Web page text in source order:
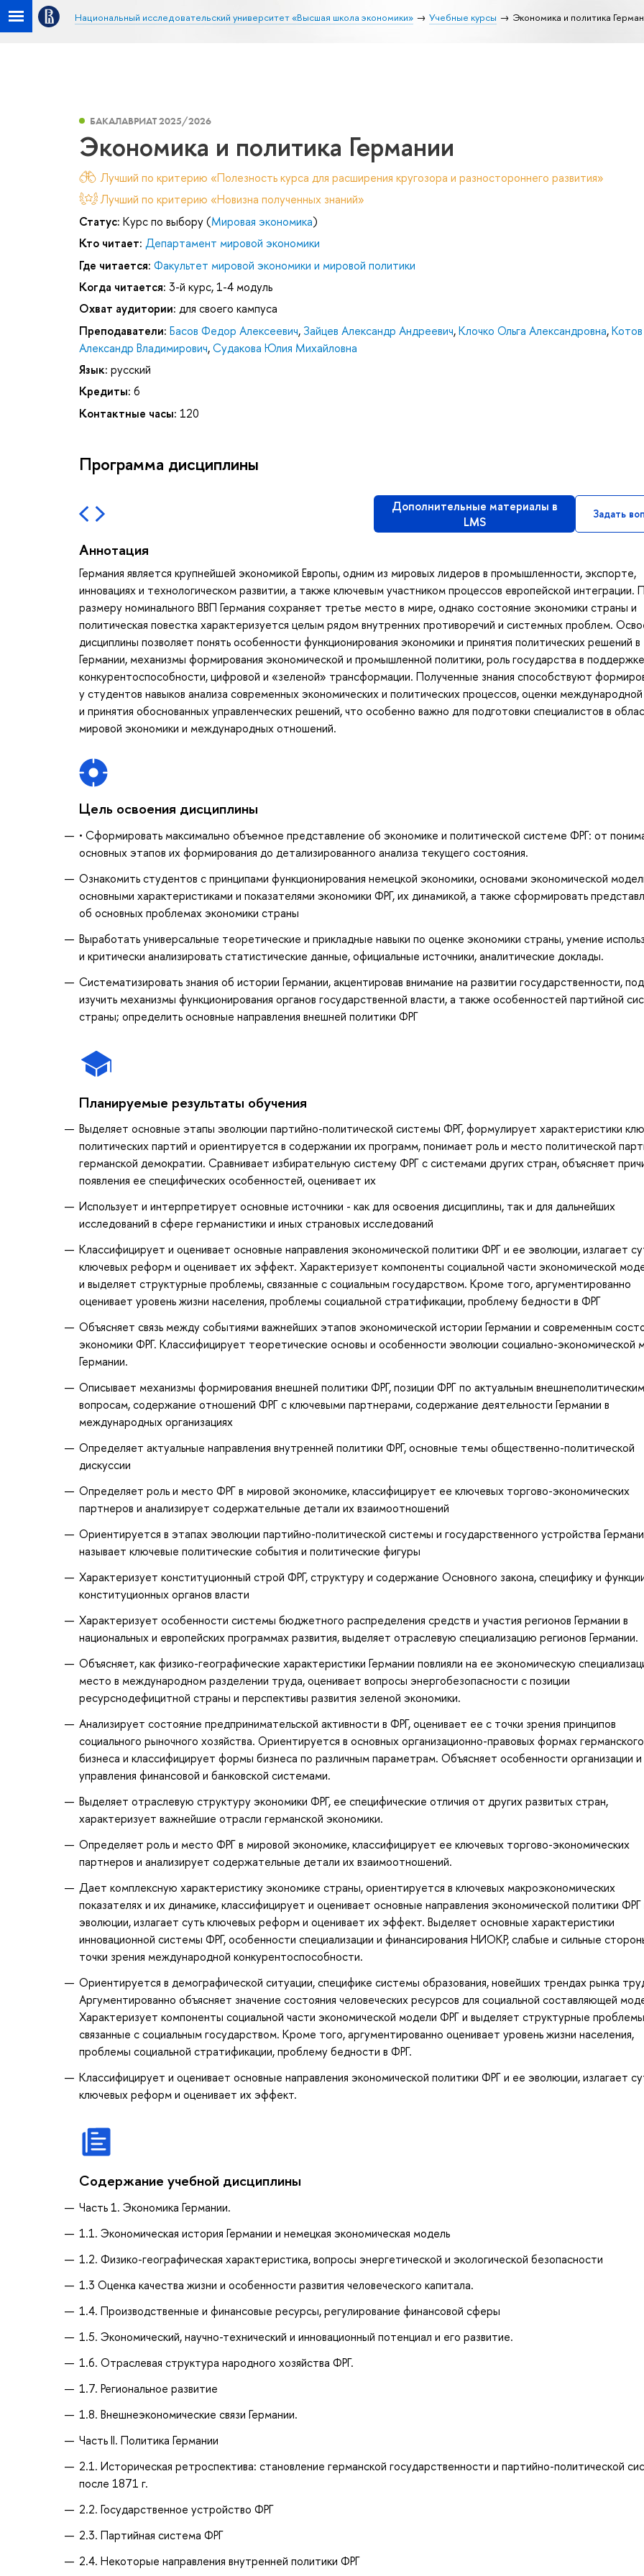
Национальный исследовательский университет «Высшая школа экономики» Учебные курсы Экономика и политика
БАКАЛАВРИАТ 2025/2026
Экономика и политика Германии
Лучший по критерию «Полезность курса для расширения кругозора и разностороннего развития»
Лучший по критерию «Новизна полученных знаний»
Статус: Курс по выбору (Мировая экономика)
Кто читает: Департамент мировой экономики
Где читается: Факультет мировой экономики и мировой политики
Когда читается: 3-й курс, 1-4 модуль
Охват аудитории: для своего кампуса
Преподаватели: Басов Федор Алексеевич, Зайцев Александр Андреевич,Клочко Ольга Александровна,Котов
Александр Владимирович,Судакова Юлия Михайловна
Язык: русский
Кредиты: 6
Контактные часы: 120
Программа дисциплины
Дополнительные материалы в
LMS
Задать
Аннотация
Германия является крупнейшей экономикой Европы, одним из мировых лидеров в промышленности, экспорте,
инновациях и технологическом развитии, а также ключевым участником процессов европейской интеграции.
размеру номинального ВВП Германия сохраняет третье место в мире, однако состояние экономики страны и
политическая повестка характеризуется целым рядом внутренних противоречий и системных проблем.
дисциплины позволяет понять особенности функционирования экономики и принятия политических решений в
Германии, механизмы формирования экономической и промышленной политики, роль государства в поддержке
конкурентоспособности, цифровой и «зеленой» трансформации. Полученные знания способствуют
у студентов навыков анализа современных экономических и политических процессов, оценки
и принятия обоснованных управленческих решений, что особенно важно для подготовки специалистов в
мировой экономики и международных отношений.
Цель освоения дисциплины
• Сформировать максимально объемное представление об экономике и политической системе ФРГ: от
основных этапов их формирования до детализированного анализа текущего состояния.
Ознакомить студентов с принципами функционирования немецкой экономики, основами экономической
основными характеристиками и показателями экономики ФРГ, их динамикой, а также сформировать
об основных проблемах экономики страны
Выработать универсальные теоретические и прикладные навыки по оценке экономики страны, умение
и критически анализировать статистические данные, официальные источники, аналитические доклады.
Систематизировать знания об истории Германии, акцентировав внимание на развитии государственности,
изучить механизмы функционирования органов государственной власти, а также особенностей партийной
страны; определить основные направления внешней политики ФРГ
Планируемые результаты обучения
Выделяет основные этапы эволюции партийно-политической системы ФРГ, формулирует характеристики
политических партий и ориентируется в содержании их программ, понимает роль и место политической
германской демократии. Сравнивает избирательную систему ФРГ с системами других стран, объясняет
появления ее специфических особенностей, оценивает их
Использует и интерпретирует основные источники - как для освоения дисциплины, так и для дальнейших
исследований в сфере германистики и иных страновых исследований
Классифицирует и оценивает основные направления экономической политики ФРГ и ее эволюции, излагает
ключевых реформ и оценивает их эффект. Характеризует компоненты социальной части экономической
и выделяет структурные проблемы, связанные с социальным государством. Кроме того, аргументированно
оценивает уровень жизни населения, проблемы социальной стратификации, проблему бедности в ФРГ
Объясняет связь между событиями важнейших этапов экономической истории Германии и современным
экономики ФРГ. Классифицирует теоретические основы и особенности эволюции социально-экономической
Германии.
Описывает механизмы формирования внешней политики ФРГ, позиции ФРГ по актуальным внешнеполитическим
вопросам, содержание отношений ФРГ с ключевыми партнерами, содержание деятельности Германии в
международных организациях
Определяет актуальные направления внутренней политики ФРГ, основные темы общественно-политической
дискуссии
Определяет роль и место ФРГ в мировой экономике, классифицирует ее ключевых торгово-экономических
партнеров и анализирует содержательные детали их взаимоотношений
Ориентируется в этапах эволюции партийно-политической системы и государственного устройства
называет ключевые политические события и политические фигуры
Характеризует конституционный строй ФРГ, структуру и содержание Основного закона, специфику и
конституционных органов власти
Характеризует особенности системы бюджетного распределения средств и участия регионов Германии в
национальных и европейских программах развития, выделяет отраслевую специализацию регионов Германии.
Объясняет, как физико-географические характеристики Германии повлияли на ее экономическую
место в международном разделении труда, оценивает вопросы энергобезопасности с позиции
ресурснодефицитной страны и перспективы развития зеленой экономики.
Анализирует состояние предпринимательской активности в ФРГ, оценивает ее с точки зрения принципов
социального рыночного хозяйства. Ориентируется в основных организационно-правовых формах германского
бизнеса и классифицирует формы бизнеса по различным параметрам. Объясняет особенности организации и
управления финансовой и банковской системами.
Выделяет отраслевую структуру экономики ФРГ, ее специфические отличия от других развитых стран,
характеризует важнейшие отрасли германской экономики.
Определяет роль и место ФРГ в мировой экономике, классифицирует ее ключевых торгово-экономических
партнеров и анализирует содержательные детали их взаимоотношений.
Дает комплексную характеристику экономике страны, ориентируется в ключевых макроэкономических
показателях и их динамике, классифицирует и оценивает основные направления экономической политики
эволюции, излагает суть ключевых реформ и оценивает их эффект. Выделяет основные характеристики
инновационной системы ФРГ, особенности специализации и финансирования НИОКР, слабые и сильные
точки зрения международной конкурентоспособности.
Ориентируется в демографической ситуации, специфике системы образования, новейших трендах рынка
Аргументированно объясняет значение состояния человеческих ресурсов для социальной составляющей
Характеризует компоненты социальной части экономической модели ФРГ и выделяет структурные
связанные с социальным государством. Кроме того, аргументированно оценивает уровень жизни населения,
проблемы социальной стратификации, проблему бедности в ФРГ.
Классифицирует и оценивает основные направления экономической политики ФРГ и ее эволюции, излагает
ключевых реформ и оценивает их эффект.
Содержание учебной дисциплины
Часть 1. Экономика Германии.
1.1. Экономическая история Германии и немецкая экономическая модель
1.2. Физико-географическая характеристика, вопросы энергетической и экологической безопасности
1.3 Оценка качества жизни и особенности развития человеческого капитала.
1.4. Производственные и финансовые ресурсы, регулирование финансовой сферы
1.5. Экономический, научно-технический и инновационный потенциал и его развитие.
1.6. Отраслевая структура народного хозяйства ФРГ.
1.7. Региональное развитие
1.8. Внешнеэкономические связи Германии.
Часть II. Политика Германии
2.1. Историческая ретроспектива: становление германской государственности и партийно-политической
после 1871 г.
2.2. Государственное устройство ФРГ
2.3. Партийная система ФРГ
2.4. Некоторые направления внутренней политики ФРГ